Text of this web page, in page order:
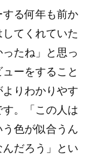
る何年も前か
てくれていた
たね」と思っ
ーをすること
りわかりやす
。「この人は
色が似合うん
だろう」とい